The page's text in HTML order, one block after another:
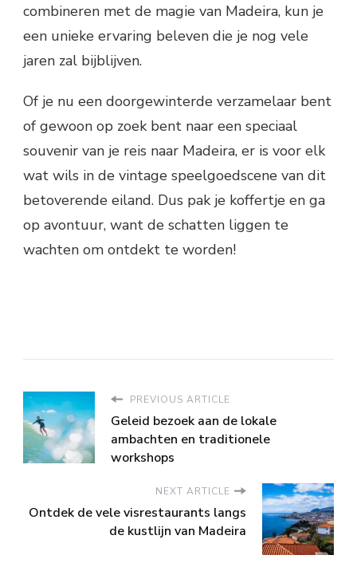
combineren met de magie van Madeira, kun je
een unieke ervaring beleven die je nog vele
jaren zal bijblijven.
Of je nu een doorgewinterde verzamelaar bent
of gewoon op zoek bent naar een speciaal
souvenir van je reis naar Madeira, er is voor elk
wat wils in de vintage speelgoedscene van dit
betoverende eiland. Dus pak je koffertje en ga
op avontuur, want de schatten liggen te
wachten om ontdekt te worden!
PREVIOUS ARTICLE
Geleid bezoek aan de lokale
ambachten en traditionele
workshops
NEXT ARTICLE
Ontdek de vele visrestaurants langs
de kustlijn van Madeira